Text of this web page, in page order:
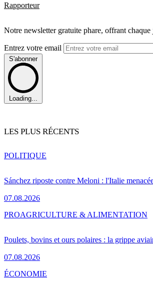
Rapporteur
Notre newsletter gratuite phare, offrant chaque
Entrez votre email
S'abonner
Loading...
LES PLUS RÉCENTS
Sánchez riposte contre Meloni : l'Italie
07.08.2026
POLITIQUE
Poulets, bovins et ours polaires : la grippe
07.08.2026
PROAGRICULTURE & ALIMENTATION
ÉCONOMIE